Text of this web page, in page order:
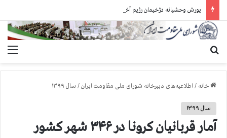
خانه / اطلاعیه‌های دبیرخانه شورای ملی مقاومت ایران/ سال ۱۳۹۹
سال ۱۳۹۹
آمار قربانیان کرونا در ۳۴۶ شهر کشور